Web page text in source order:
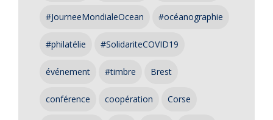
#JourneeMondialeOcean #océanographie
#philatélie #SolidariteCOVID19
événement #timbre Brest
conférence coopération Corse